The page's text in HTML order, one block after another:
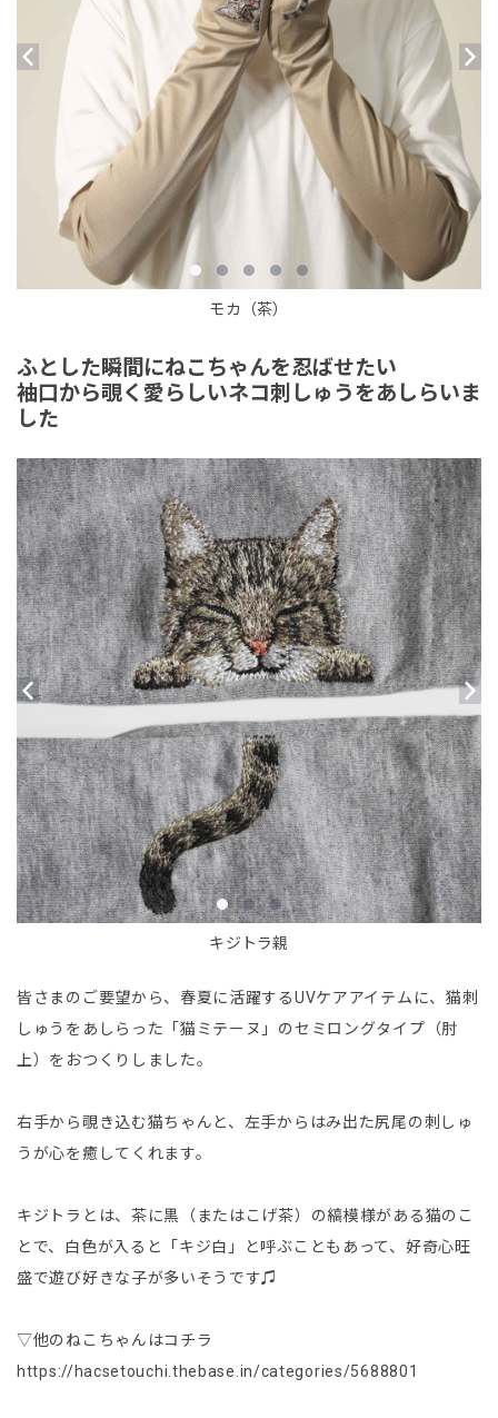
モカ（茶）
ふとした瞬間にねこちゃんを忍ばせたい
袖口から覗く愛らしいネコ刺しゅうをあしらいま
した
キジトラ親
皆さまのご要望から、春夏に活躍するUVケアアイテムに、猫刺
しゅうをあしらった「猫ミテーヌ」のセミロングタイプ（肘
上）をおつくりしました。
右手から覗き込む猫ちゃんと、左手からはみ出た尻尾の刺しゅ
うが心を癒してくれます。
キジトラとは、茶に黒（またはこげ茶）の縞模様がある猫のこ
とで、白色が入ると「キジ白」と呼ぶこともあって、好奇心旺
盛で遊び好きな子が多いそうです♫
▽他のねこちゃんはコチラ
https://hacsetouchi.thebase.in/categories/5688801